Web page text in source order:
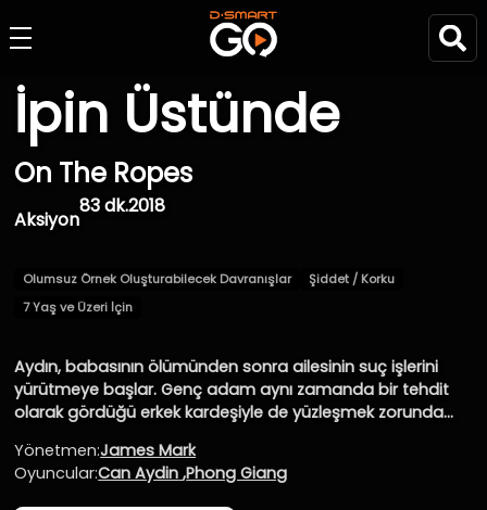
İpin Üstünde
On The Ropes
Aksiyon
83 dk.2018
Olumsuz Örnek Oluşturabilecek Davranışlar
Şiddet / Korku
7 Yaş ve Üzeri İçin
Aydın, babasının ölümünden sonra ailesinin suç işlerini
yürütmeye başlar. Genç adam aynı zamanda bir tehdit
olarak gördüğü erkek kardeşiyle de yüzleşmek zorunda
Yönetmen:James Mark
Oyuncular:Can Aydin ,Phong Giang